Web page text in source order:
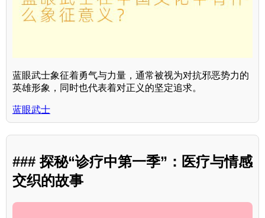
蓝眼武士象征着勇气与力量，通常被视为对抗邪恶势力的
英雄形象，同时也代表着对正义的坚定追求。
蓝眼武士
### 探秘“诊疗中第一季”：医疗与情感
交织的故事